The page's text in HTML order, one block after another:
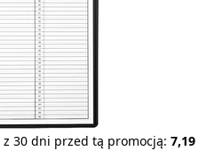
z 30 dni przed tą promocją: 7,19